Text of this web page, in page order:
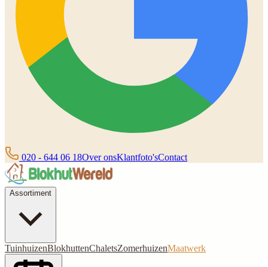
020 - 644 06 18Over onsKlantfoto'sContact
Assortiment
TuinhuizenBlokhuttenChaletsZomerhuizenMaatwerk